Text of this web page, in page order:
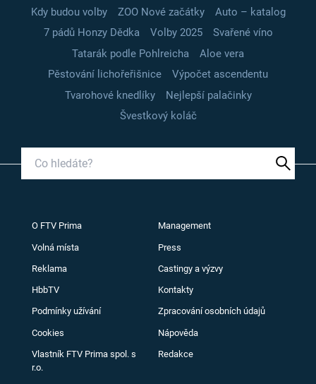
Kdy budou volby
ZOO Nové začátky
Auto – katalog
7 pádů Honzy Dědka
Volby 2025
Svařené víno
Tatarák podle Pohlreicha
Aloe vera
Pěstování lichořeřišnice
Výpočet ascendentu
Tvarohové knedlíky
Nejlepší palačinky
Švestkový koláč
O FTV Prima Management
Volná místa Press
Reklama Castingy a výzvy
HbbTV Kontakty
Podmínky užívání Zpracování osobních údajů
Cookies Nápověda
Vlastník FTV Prima spol. s
r.o.
Redakce